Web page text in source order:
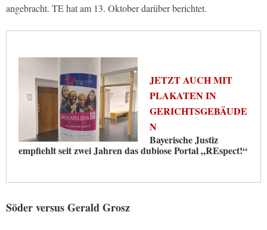
angebracht. TE hat am 13. Oktober darüber berichtet.
JETZT AUCH MIT
PLAKATEN IN
GERICHTSGEBÄUDE
N
Bayerische Justiz
empfiehlt seit zwei Jahren das dubiose Portal „REspect!“
Söder versus Gerald Grosz